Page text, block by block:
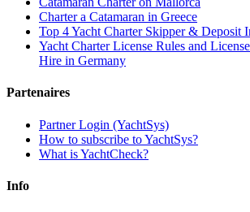
Charter a Catamaran in Greece
Top 4 Yacht Charter Skipper & Deposit
Yacht Charter License Rules and
Hire in Germany
Partenaires
Partner Login (YachtSys)
How to subscribe to YachtSys?
What is YachtCheck?
Info